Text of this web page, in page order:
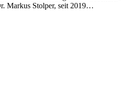
Markus Stolper, seit 2019…